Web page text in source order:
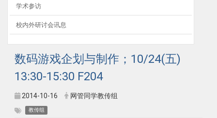
学术参访
校内外研讨会讯息
数码游戏企划与制作；10/24(五)
13:30-15:30 F204
2014-10-16 网管同学教传组
教传组